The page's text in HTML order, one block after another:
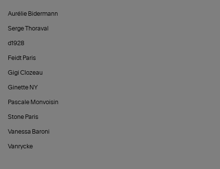
Aurélie Bidermann
Serge Thoraval
d1928
Feidt Paris
Gigi Clozeau
Ginette NY
Pascale Monvoisin
Stone Paris
Vanessa Baroni
Vanrycke